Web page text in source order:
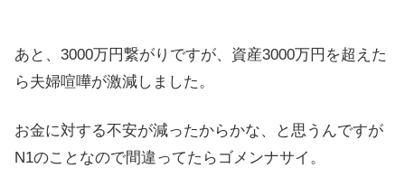
あと、3000万円繋がりですが、資産3000万円を超えた
ら夫婦喧嘩が激減しました。
お金に対する不安が減ったからかな、と思うんですが
N1のことなので間違ってたらゴメンナサイ。